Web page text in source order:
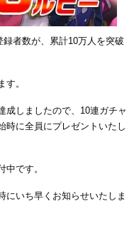
者数が、累計10万人を突破
。
成しましたので、10連ガチャ
時に全員にプレゼントいたし
です。
にいち早くお知らせいたしま